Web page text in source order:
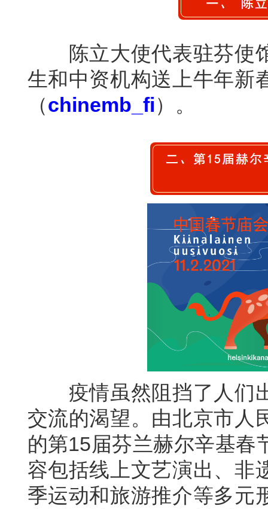
陈立大使代表驻芬使馆
生和中资机构送上牛年新
（chinemb_fi）。
疫情虽然阻挡了人们出
交流的渴望。由北京市人
的第15届芬兰赫尔辛基春
容包括线上文艺演出、非
季运动和旅游推介等多元